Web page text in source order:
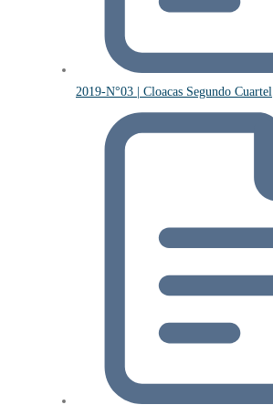
2019-N°03 | Cloacas Segundo Cuartel